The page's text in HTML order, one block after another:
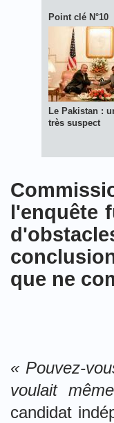
Point clé N°10
Le Pakistan :
très suspect
l'enquête
que ne
« Pouvez-
voulait
candidat